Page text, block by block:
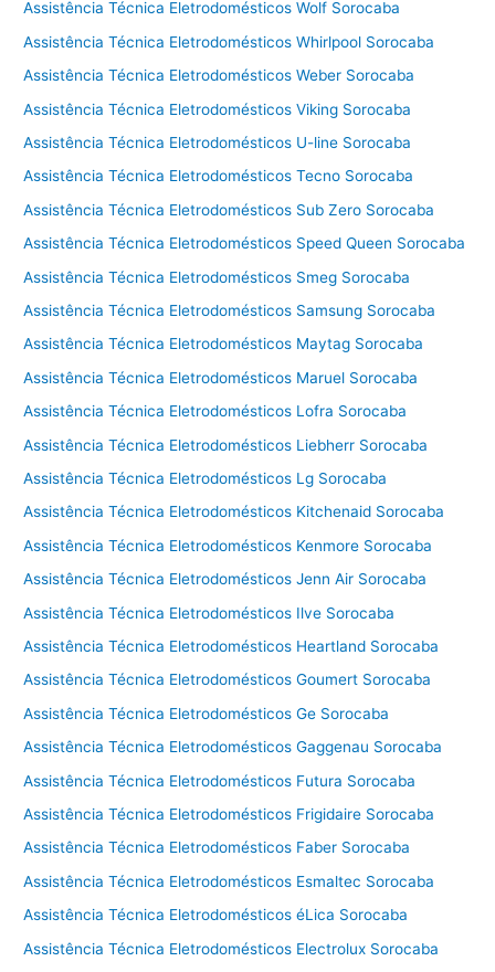
Assistência Técnica Eletrodomésticos Wolf Sorocaba
Assistência Técnica Eletrodomésticos Whirlpool Sorocaba
Assistência Técnica Eletrodomésticos Weber Sorocaba
Assistência Técnica Eletrodomésticos Viking Sorocaba
Assistência Técnica Eletrodomésticos U-line Sorocaba
Assistência Técnica Eletrodomésticos Tecno Sorocaba
Assistência Técnica Eletrodomésticos Sub Zero Sorocaba
Assistência Técnica Eletrodomésticos Speed Queen Sorocaba
Assistência Técnica Eletrodomésticos Smeg Sorocaba
Assistência Técnica Eletrodomésticos Samsung Sorocaba
Assistência Técnica Eletrodomésticos Maytag Sorocaba
Assistência Técnica Eletrodomésticos Maruel Sorocaba
Assistência Técnica Eletrodomésticos Lofra Sorocaba
Assistência Técnica Eletrodomésticos Liebherr Sorocaba
Assistência Técnica Eletrodomésticos Lg Sorocaba
Assistência Técnica Eletrodomésticos Kitchenaid Sorocaba
Assistência Técnica Eletrodomésticos Kenmore Sorocaba
Assistência Técnica Eletrodomésticos Jenn Air Sorocaba
Assistência Técnica Eletrodomésticos Ilve Sorocaba
Assistência Técnica Eletrodomésticos Heartland Sorocaba
Assistência Técnica Eletrodomésticos Goumert Sorocaba
Assistência Técnica Eletrodomésticos Ge Sorocaba
Assistência Técnica Eletrodomésticos Gaggenau Sorocaba
Assistência Técnica Eletrodomésticos Futura Sorocaba
Assistência Técnica Eletrodomésticos Frigidaire Sorocaba
Assistência Técnica Eletrodomésticos Faber Sorocaba
Assistência Técnica Eletrodomésticos Esmaltec Sorocaba
Assistência Técnica Eletrodomésticos éLica Sorocaba
Assistência Técnica Eletrodomésticos Electrolux Sorocaba